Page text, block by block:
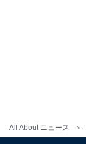
All About ニュース